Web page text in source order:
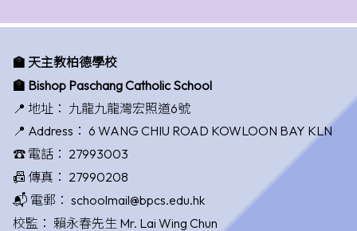
🏫 天主教柏德學校
🏫 Bishop Paschang Catholic School
📍 地址： 九龍九龍灣宏照道6號
📍 Address： 6 WANG CHIU ROAD KOWLOON BAY KLN
☎️ 電話： 27993003
📠 傳真： 27990208
📬 電郵： schoolmail@bpcs.edu.hk
校監： 賴永春先生 Mr. Lai Wing Chun